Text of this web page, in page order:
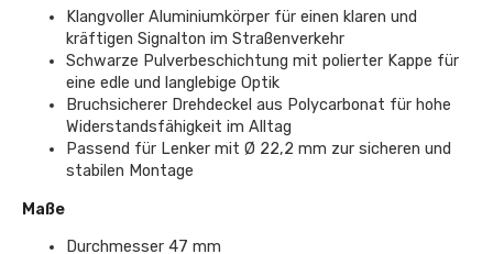
Klangvoller Aluminiumkörper für einen klaren und
kräftigen Signalton im Straßenverkehr
Schwarze Pulverbeschichtung mit polierter Kappe für
eine edle und langlebige Optik
Bruchsicherer Drehdeckel aus Polycarbonat für hohe
Widerstandsfähigkeit im Alltag
Passend für Lenker mit Ø 22,2 mm zur sicheren und
stabilen Montage
Maße
Durchmesser 47 mm